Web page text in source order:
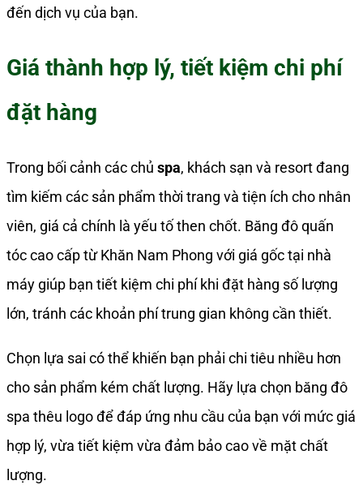
đến dịch vụ của bạn.
Giá thành hợp lý, tiết kiệm chi phí
đặt hàng
Trong bối cảnh các chủ spa, khách sạn và resort đang
tìm kiếm các sản phẩm thời trang và tiện ích cho nhân
viên, giá cả chính là yếu tố then chốt. Băng đô quấn
tóc cao cấp từ Khăn Nam Phong với giá gốc tại nhà
máy giúp bạn tiết kiệm chi phí khi đặt hàng số lượng
lớn, tránh các khoản phí trung gian không cần thiết.
Chọn lựa sai có thể khiến bạn phải chi tiêu nhiều hơn
cho sản phẩm kém chất lượng. Hãy lựa chọn băng đô
spa thêu logo để đáp ứng nhu cầu của bạn với mức giá
hợp lý, vừa tiết kiệm vừa đảm bảo cao về mặt chất
lượng.